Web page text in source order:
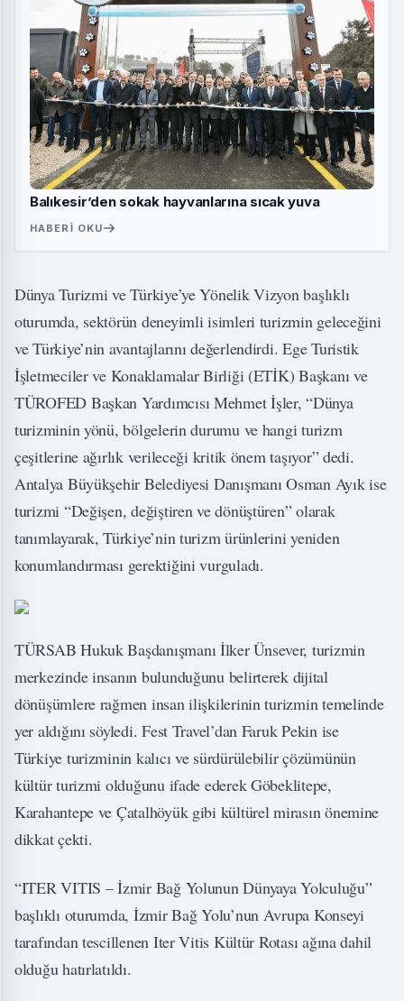
Balıkesir’den sokak hayvanlarına sıcak yuva
HABERI OKU
Dünya Turizmi ve Türkiye’ye Yönelik Vizyon başlıklı
oturumda, sektörün deneyimli isimleri turizmin geleceğini
ve Türkiye’nin avantajlarını değerlendirdi. Ege Turistik
İşletmeciler ve Konaklamalar Birliği (ETİK) Başkanı ve
TÜROFED Başkan Yardımcısı Mehmet İşler, “Dünya
turizminin yönü, bölgelerin durumu ve hangi turizm
çeşitlerine ağırlık verileceği kritik önem taşıyor” dedi.
Antalya Büyükşehir Belediyesi Danışmanı Osman Ayık ise
turizmi “Değişen, değiştiren ve dönüştüren” olarak
tanımlayarak, Türkiye’nin turizm ürünlerini yeniden
konumlandırması gerektiğini vurguladı.
TÜRSAB Hukuk Başdanışmanı İlker Ünsever, turizmin
merkezinde insanın bulunduğunu belirterek dijital
dönüşümlere rağmen insan ilişkilerinin turizmin temelinde
yer aldığını söyledi. Fest Travel’dan Faruk Pekin ise
Türkiye turizminin kalıcı ve sürdürülebilir çözümünün
kültür turizmi olduğunu ifade ederek Göbeklitepe,
Karahantepe ve Çatalhöyük gibi kültürel mirasın önemine
dikkat çekti.
“ITER VITIS – İzmir Bağ Yolunun Dünyaya Yolculuğu”
başlıklı oturumda, İzmir Bağ Yolu’nun Avrupa Konseyi
tarafından tescillenen Iter Vitis Kültür Rotası ağına dahil
olduğu hatırlatıldı.